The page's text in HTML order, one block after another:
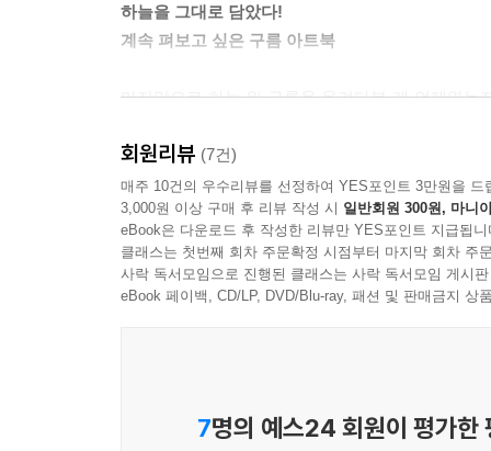
하늘을 그대로 담았다!
계속 펴보고 싶은 구름 아트북
마지막으로 하늘 위 구름을 올려다본 게 언제였
이처럼 구름은 변화무쌍한 모양으로 오래전부터
익숙하게 바라보고 관찰하는 생활의 일부였으며,
토끼나 나비처럼 보인다며, 토끼구름이나 나비구
이 책은 우리가 미처 몰랐던 구름의 분류법을 아
읽는 것만이 아니라 계속 펼쳐보게 만드는 특별
하늘을 이해하는 똑똑한 방법!
회원리뷰 (7건)
매주 10건의 우수리뷰를 선정하여 YES포인트 3만원을 드
3,000원 이상 구매 후 리뷰 작성 시 일반회원 300원, 마니
eBook은 다운로드 후 작성한 리뷰만 YES포인트 지급됩니
클래스는 첫번째 회차 주문확정 시점부터 마지막 회차 주
사락 독서모임으로 진행된 클래스는 사락 독서모임 게시
eBook 페이백, CD/LP, DVD/Blu-ray, 패션 및 판매금지 상
7명의 예스24 회원이 평가한